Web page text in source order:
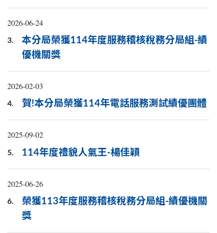
2026-06-24
3.
本分局榮獲114年度服務稽核稅務分局組-績
優機關獎
2026-02-03
4. 賀!本分局榮獲114年電話服務測試績優團體
2025-09-02
5. 114年度禮貌人氣王-楊佳穎
2025-06-26
6.
榮獲113年度服務稽核稅務分局組-績優機關
獎